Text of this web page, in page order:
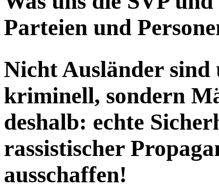
Parteien und
Nicht Ausländer
kriminell, sondern
deshalb: echte
rassistischer
ausschaffen!